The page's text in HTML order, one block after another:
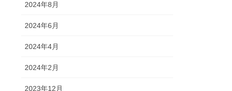
2024年8月
2024年6月
2024年4月
2024年2月
2023年12月